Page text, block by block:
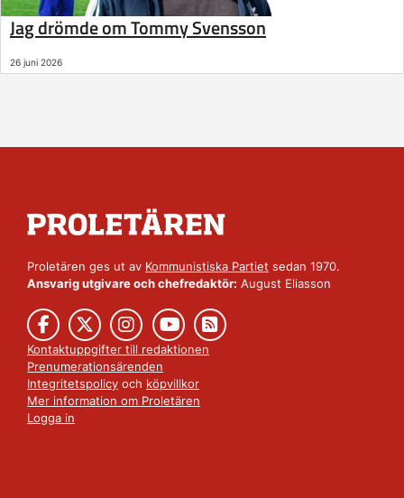
Jag drömde om Tommy Svensson
26 juni 2026
Proletären ges ut av Kommunistiska Partiet sedan 1970.
Ansvarig utgivare och chefredaktör: August Eliasson
Kontaktuppgifter till redaktionen
Prenumerationsärenden
Integritetspolicy och köpvillkor
Mer information om Proletären
Logga in